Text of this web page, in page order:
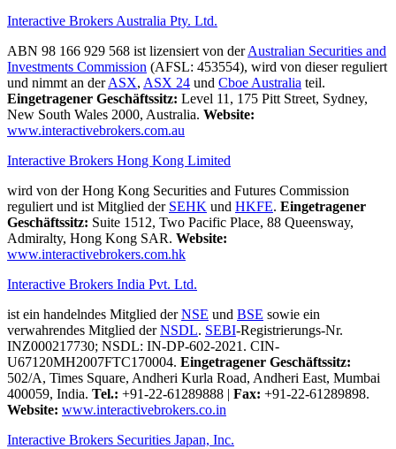
Interactive Brokers Australia Pty. Ltd.
ABN 98 166 929 568 ist lizensiert von derAustralian Securities and
Investments Commission (AFSL: 453554), wird von dieser reguliert
und nimmt an derASX, ASX 24 und Cboe Australia teil.
Eingetragener Geschäftssitz: Level 11, 175 Pitt Street, Sydney,
New South Wales 2000, Australia. Website:
www.interactivebrokers.com.au
Interactive Brokers Hong Kong Limited
wird von der Hong Kong Securities and Futures Commission
reguliert und ist Mitglied der SEHK und HKFE. Eingetragener
Geschäftssitz: Suite 1512, Two Pacific Place, 88 Queensway,
Admiralty, Hong Kong SAR. Website:
www.interactivebrokers.com.hk
Interactive Brokers India Pvt. Ltd.
ist ein handelndes Mitglied derNSE und BSE sowie ein
verwahrendes Mitglied derNSDL. SEBI-Registrierungs-Nr.
INZ000217730; NSDL: IN-DP-602-2021. CIN-
U67120MH2007FTC170004. Eingetragener Geschäftssitz:
502/A, Times Square, Andheri Kurla Road, Andheri East, Mumbai
400059, India. Tel.: +91-22-61289888 Fax: +91-22-61289898.
Website: www.interactivebrokers.co.in
Interactive Brokers Securities Japan, Inc.